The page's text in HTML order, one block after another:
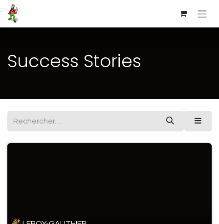
Se rendre au contenu
Success Stories